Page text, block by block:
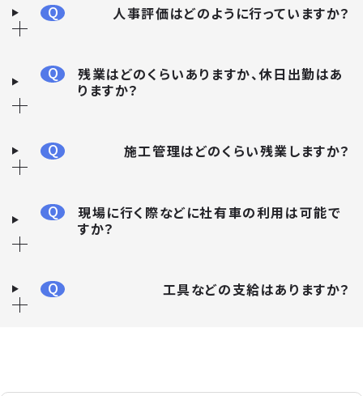
Q 人事評価はどのように行っていますか？
Q
残業はどのくらいありますか、休日出勤はあ
りますか？
Q 施工管理はどのくらい残業しますか？
Q
現場に行く際などに社有車の利用は可能で
すか？
Q 工具などの支給はありますか？